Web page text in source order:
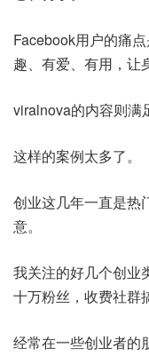
Facebook用户的痛
趣、有爱、有用，让
viralnova的内容则满
这样的案例太多了。
创业这几年一直是热
意。
我关注的好几个创业
十万粉丝，收费社群
经常在一些创业者的